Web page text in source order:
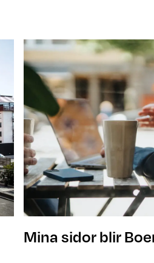
Mina sidor blir